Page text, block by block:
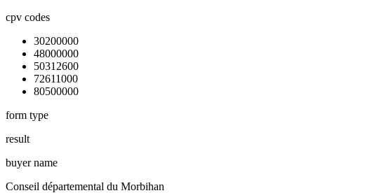
cpv codes
30200000
48000000
50312600
72611000
80500000
form type
result
buyer name
Conseil départemental du Morbihan